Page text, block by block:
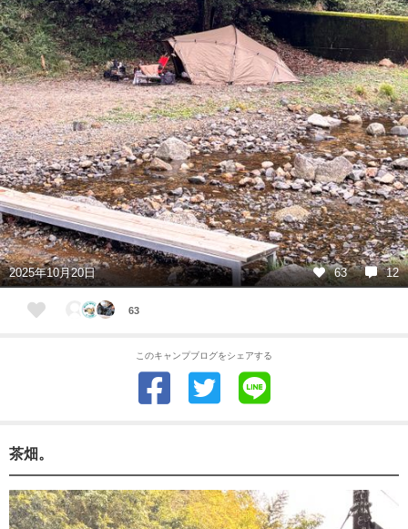
2025年10月20日 63 12
63
このキャンプブログをシェアする
茶畑。